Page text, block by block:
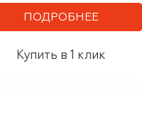
ПОДРОБНЕЕ
Купить в 1 клик